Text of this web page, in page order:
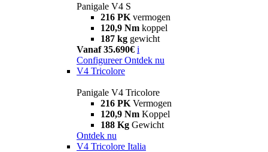
Panigale V4 S
216 PK vermogen
120,9 Nm koppel
187 kg gewicht
Vanaf 35.690€ i
Configureer Ontdek nu
V4 Tricolore
Panigale V4 Tricolore
216 PK Vermogen
120,9 Nm Koppel
188 Kg Gewicht
Ontdek nu
V4 Tricolore Italia